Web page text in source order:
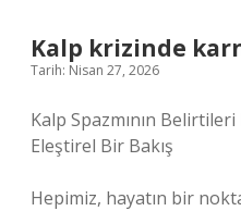
Kalp krizinde
Tarih: Nisan 27, 2026
Kalp Spazmının
Eleştirel Bir Bakış
Hepimiz, hayatın bir